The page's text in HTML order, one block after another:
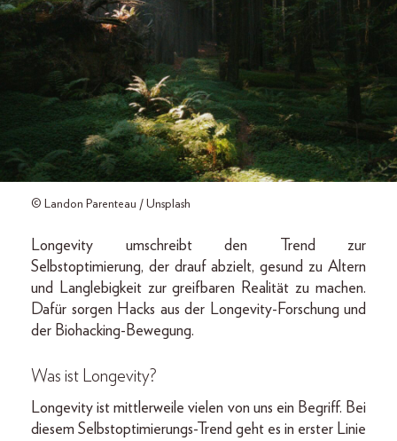
© Landon Parenteau / Unsplash
Longevity umschreibt den Trend zur
Selbstoptimierung, der drauf abzielt, gesund zu Altern
und Langlebigkeit zur greifbaren Realität zu machen.
Dafür sorgen Hacks aus der Longevity-Forschung und
der Biohacking-Bewegung.
Was ist Longevity?
Longevity ist mittlerweile vielen von uns ein Begriff. Bei
diesem Selbstoptimierungs-Trend geht es in erster Linie